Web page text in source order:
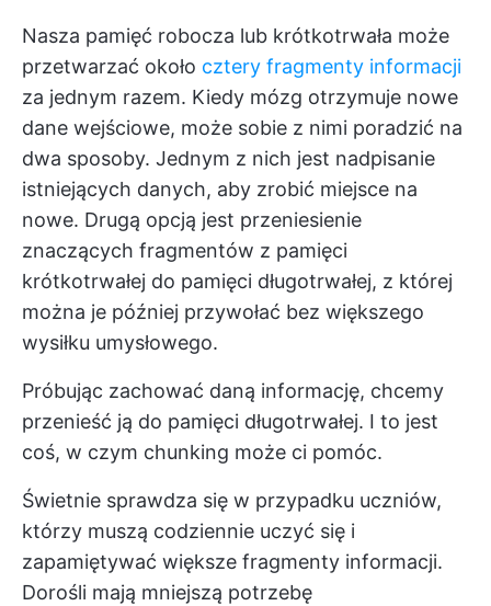
Nasza pamięć robocza lub krótkotrwała może
przetwarzać około cztery fragmenty informacji
za jednym razem. Kiedy mózg otrzymuje nowe
dane wejściowe, może sobie z nimi poradzić na
dwa sposoby. Jednym z nich jest nadpisanie
istniejących danych, aby zrobić miejsce na
nowe. Drugą opcją jest przeniesienie
znaczących fragmentów z pamięci
krótkotrwałej do pamięci długotrwałej, z której
można je później przywołać bez większego
wysiłku umysłowego.
Próbując zachować daną informację, chcemy
przenieść ją do pamięci długotrwałej. I to jest
coś, w czym chunking może ci pomóc.
Świetnie sprawdza się w przypadku uczniów,
którzy muszą codziennie uczyć się i
zapamiętywać większe fragmenty informacji.
Dorośli mają mniejszą potrzebę